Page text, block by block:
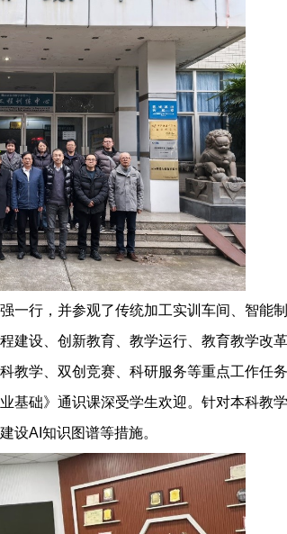
行，并参观了传统加工实训车间、智能
建设、创新教育、教学运行、教育教学改
教学、双创竞赛、科研服务等重点工作任
基础》通识课深受学生欢迎。针对本科教
设AI知识图谱等措施。